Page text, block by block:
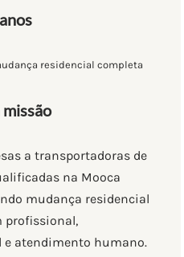
residencial completa
a transportadoras de
na Mooca
mudança residencial
profissional,
e atendimento humano.